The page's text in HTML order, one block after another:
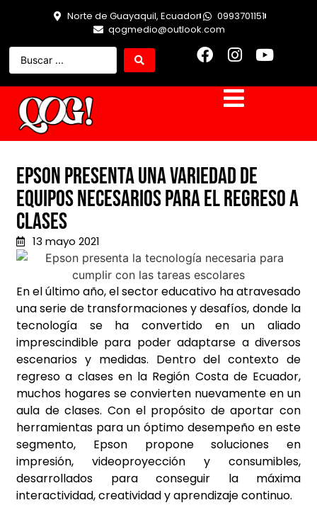
Norte de Guayaquil, Ecuador
0993701151
qogmedio@outlook.com
Epson presenta una variedad de
equipos necesarios para el regreso a
clases
13 mayo 2021
En el último año, el sector educativo ha atravesado
una serie de transformaciones y desafíos, donde la
tecnología se ha convertido en un aliado
imprescindible para poder adaptarse a diversos
escenarios y medidas. Dentro del contexto de
regreso a clases en la Región Costa de Ecuador,
muchos hogares se convierten nuevamente en un
aula de clases. Con el propósito de aportar con
herramientas para un óptimo desempeño en este
segmento, Epson propone soluciones en
impresión, videoproyección y consumibles,
desarrollados para conseguir la máxima
interactividad, creatividad y aprendizaje continuo.